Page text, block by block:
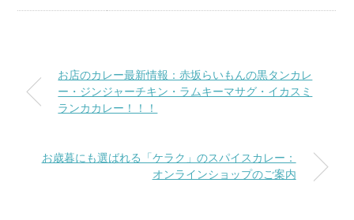
お店のカレー最新情報：赤坂らいもんの黒タンカレ
ー・ジンジャーチキン・ラムキーマサグ・イカスミ
ランカカレー！！！
お歳暮にも選ばれる「ケラク」のスパイスカレー：
オンラインショップのご案内